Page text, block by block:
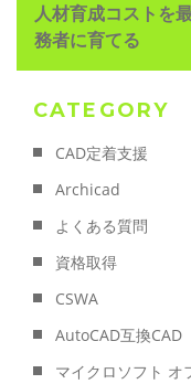
人材育成コストを
務者に育てる
CATEGORY
CAD定着支援
Archicad
よくある質問
資格取得
CSWA
AutoCAD互換CAD
マイクロソフト オ